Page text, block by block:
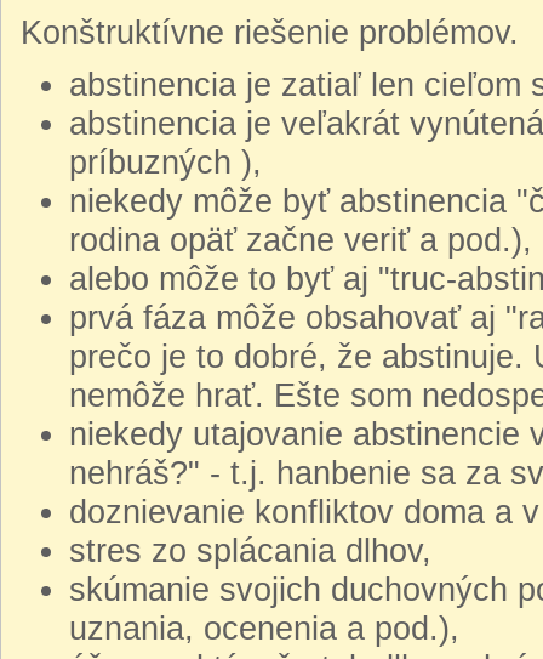
Konštruktívne riešenie problémov.
abstinencia je zatiaľ len cieľom
abstinencia je veľakrát
príbuzných ),
niekedy môže byť abstinencia
rodina opäť začne veriť a pod.),
alebo môže to byť aj "truc-
prvá fáza môže obsahovať aj
prečo je to dobré, že
nemôže hrať. Ešte som
niekedy utajovanie abstinencie
nehráš?" - t.j. hanbenie sa za
doznievanie konfliktov doma a
stres zo splácania dlhov,
skúmanie svojich duchovných
uznania, ocenenia a pod.),